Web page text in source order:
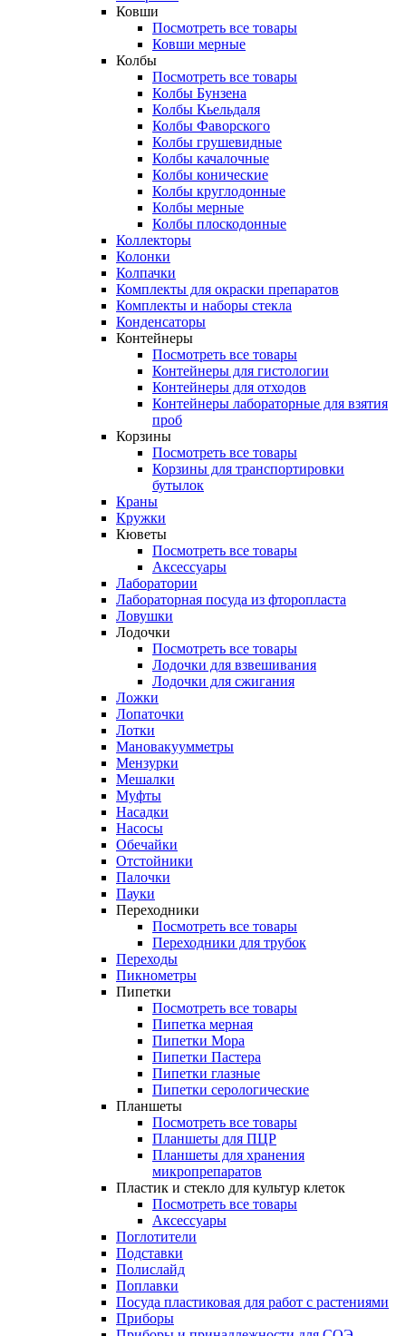
Ковши
Посмотреть все товары
Ковши мерные
Колбы
Посмотреть все товары
Колбы Бунзена
Колбы Кьельдаля
Колбы Фаворского
Колбы грушевидные
Колбы качалочные
Колбы конические
Колбы круглодонные
Колбы мерные
Колбы плоскодонные
Коллекторы
Колонки
Колпачки
Комплекты для окраски препаратов
Комплекты и наборы стекла
Конденсаторы
Контейнеры
Посмотреть все товары
Контейнеры для гистологии
Контейнеры для отходов
Контейнеры лабораторные для взятия
проб
Корзины
Посмотреть все товары
Корзины для транспортировки
бутылок
Краны
Кружки
Кюветы
Посмотреть все товары
Аксессуары
Лаборатории
Лабораторная посуда из фторопласта
Ловушки
Лодочки
Посмотреть все товары
Лодочки для взвешивания
Лодочки для сжигания
Ложки
Лопаточки
Лотки
Мановакуумметры
Мензурки
Мешалки
Муфты
Насадки
Насосы
Обечайки
Отстойники
Палочки
Пауки
Переходники
Посмотреть все товары
Переходники для трубок
Переходы
Пикнометры
Пипетки
Посмотреть все товары
Пипетка мерная
Пипетки Мора
Пипетки Пастера
Пипетки глазные
Пипетки серологические
Планшеты
Посмотреть все товары
Планшеты для ПЦР
Планшеты для хранения
микропрепаратов
Пластик и стекло для культур клеток
Посмотреть все товары
Аксессуары
Поглотители
Подставки
Полислайд
Поплавки
Посуда пластиковая для работ с растениями
Приборы